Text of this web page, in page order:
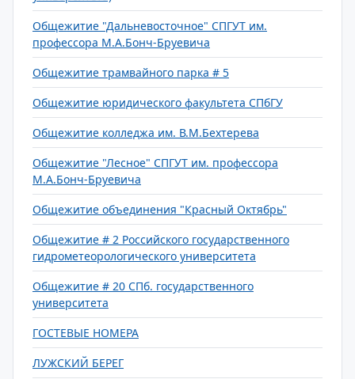
Общежитие "Дальневосточное" СПГУТ им.
профессора М.А.Бонч-Бруевича
Общежитие трамвайного парка # 5
Общежитие юридического факультета СПбГУ
Общежитие колледжа им. В.М.Бехтерева
Общежитие "Лесное" СПГУТ им. профессора
М.А.Бонч-Бруевича
Общежитие объединения "Красный Октябрь"
Общежитие # 2 Российского государственного
гидрометеорологического университета
Общежитие # 20 СПб. государственного
университета
ГОСТЕВЫЕ НОМЕРА
ЛУЖСКИЙ БЕРЕГ